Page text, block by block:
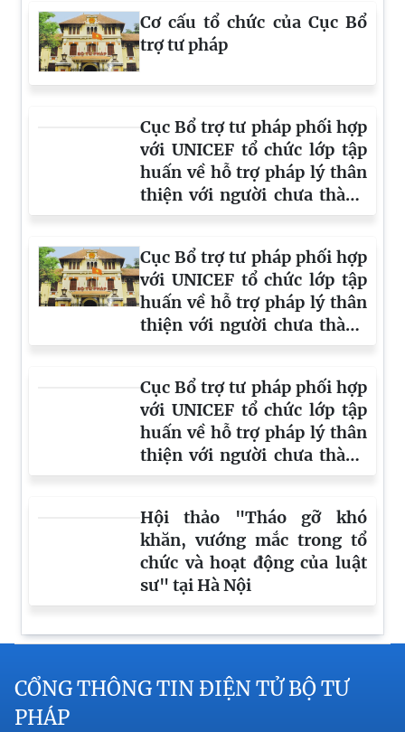
Cơ cấu tổ chức của Cục Bổ
trợ tư pháp
Cục Bổ trợ tư pháp phối hợp
với UNICEF tổ chức lớp tập
huấn về hỗ trợ pháp lý thân
thiện với người chưa thành
niên tại Thành phố Hồ Chí
Cục Bổ trợ tư pháp phối hợp
với UNICEF tổ chức lớp tập
huấn về hỗ trợ pháp lý thân
thiện với người chưa thành
niên tại Ninh Bình
Cục Bổ trợ tư pháp phối hợp
với UNICEF tổ chức lớp tập
huấn về hỗ trợ pháp lý thân
thiện với người chưa thành
niên tại Gia Lai
Hội thảo "Tháo gỡ khó
khăn, vướng mắc trong tổ
chức và hoạt động của luật
sư" tại Hà Nội
CỔNG THÔNG TIN ĐIỆN TỬ BỘ TƯ
PHÁP